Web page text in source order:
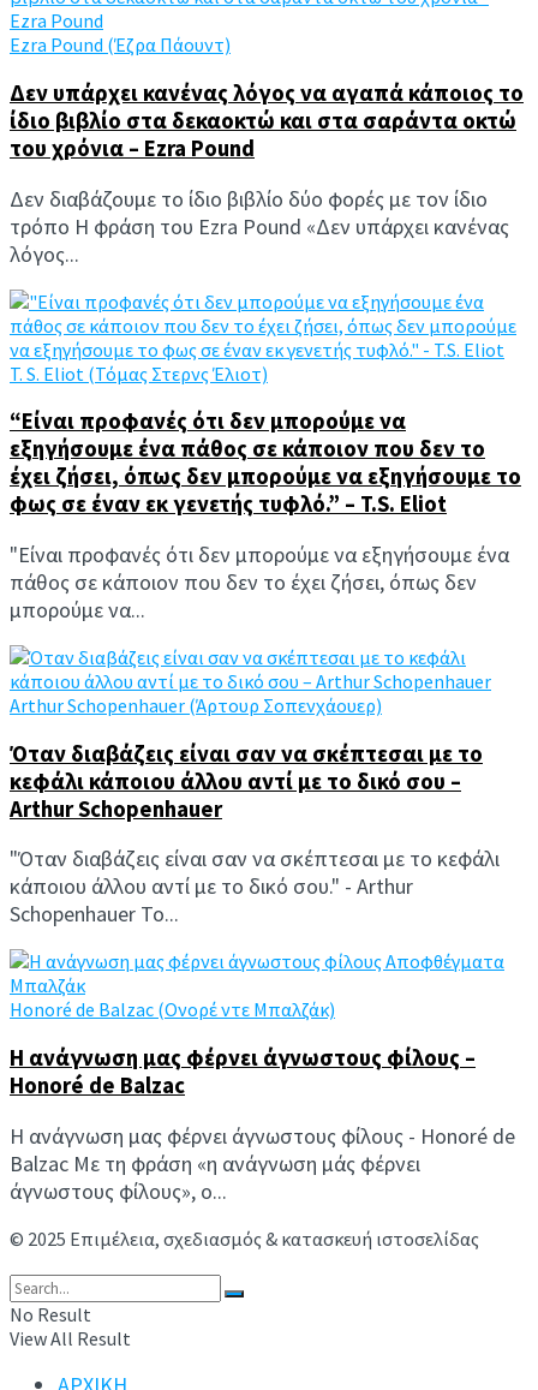
Ezra Pound (Έζρα Πάουντ)
Δεν υπάρχει κανένας λόγος να αγαπά κάποιος το
ίδιο βιβλίο στα δεκαοκτώ και στα σαράντα οκτώ
του χρόνια – Ezra Pound
Δεν διαβάζουμε το ίδιο βιβλίο δύο φορές με τον ίδιο
τρόπο Η φράση του Ezra Pound «Δεν υπάρχει κανένας
λόγος...
T. S. Eliot (Τόμας Στερνς Έλιοτ)
“Είναι προφανές ότι δεν μπορούμε να
εξηγήσουμε ένα πάθος σε κάποιον που δεν το
έχει ζήσει, όπως δεν μπορούμε να εξηγήσουμε το
φως σε έναν εκ γενετής τυφλό.” – T.S. Eliot
"Είναι προφανές ότι δεν μπορούμε να εξηγήσουμε ένα
πάθος σε κάποιον που δεν το έχει ζήσει, όπως δεν
μπορούμε να...
Arthur Schopenhauer (Άρτουρ Σοπενχάουερ)
Όταν διαβάζεις είναι σαν να σκέπτεσαι με το
κεφάλι κάποιου άλλου αντί με το δικό σου –
Arthur Schopenhauer
"Όταν διαβάζεις είναι σαν να σκέπτεσαι με το κεφάλι
κάποιου άλλου αντί με το δικό σου." - Arthur
Schopenhauer Το...
Honoré de Balzac (Ονορέ ντε Μπαλζάκ)
Η ανάγνωση μας φέρνει άγνωστους φίλους –
Honoré de Balzac
Η ανάγνωση μας φέρνει άγνωστους φίλους - Honoré de
Balzac Με τη φράση «η ανάγνωση μάς φέρνει
άγνωστους φίλους», ο...
© 2025 Επιμέλεια, σχεδιασμός & κατασκευή ιστοσελίδας
No Result
View All Result